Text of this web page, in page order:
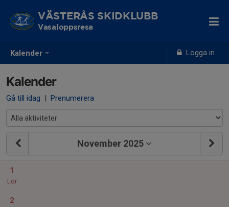
Kalender Logga in
VÄSTERÅS SKIDKLUBB
Vasaloppsresa
Kalender
Gå till idag | Prenumerera
November 2025
1
Lör
2